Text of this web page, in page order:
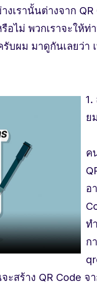
งเรานั้นต่างจาก
อไม่ พวกเราจะให้ท่
บผม มาดูกันเลยว่า
1.
ย
ค
อ
ท
ก
สร้าง QR Code จ